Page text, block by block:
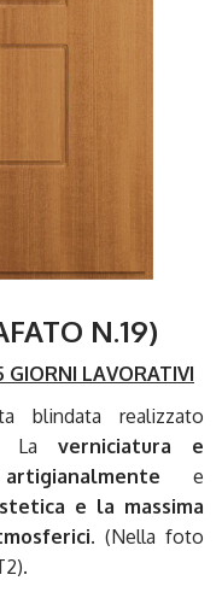
N.19)
GIORNI LAVORATIVI
blindata realizzato
Laverniciatura e
artigianalmente e
e la massima
. (Nella foto